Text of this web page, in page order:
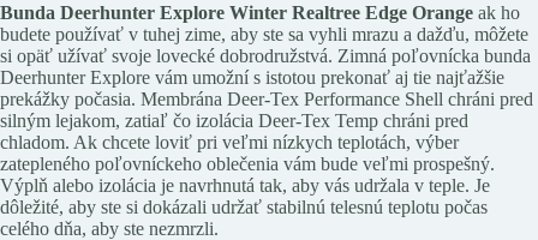
Bunda Deerhunter Explore Winter Realtree Edge Orange ak ho
budete používať v tuhej zime, aby ste sa vyhli mrazu a dažďu, môžete
si opäť užívať svoje lovecké dobrodružstvá. Zimná poľovnícka bunda
Deerhunter Explore vám umožní s istotou prekonať aj tie najťažšie
prekážky počasia. Membrána Deer-Tex Performance Shell chráni pred
silným lejakom, zatiaľ čo izolácia Deer-Tex Temp chráni pred
chladom. Ak chcete loviť pri veľmi nízkych teplotách, výber
zatepleného poľovníckeho oblečenia vám bude veľmi prospešný.
Výplň alebo izolácia je navrhnutá tak, aby vás udržala v teple. Je
dôležité, aby ste si dokázali udržať stabilnú telesnú teplotu počas
celého dňa, aby ste nezmrzli.